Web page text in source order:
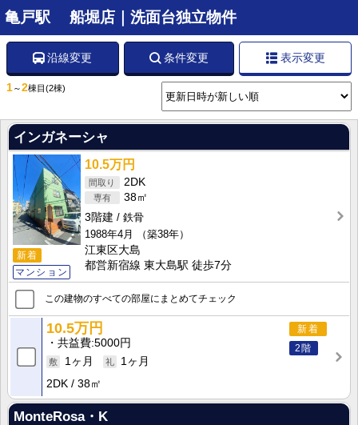
亀戸駅 船堀店｜洗面台独立物件
沿線変更 条件変更 表示変更
1～2棟目 (2棟)
インガネーシャ
新着
マンション
10.5万円
2DK
38㎡
3階建
鉄骨
1988年4月
（築38年）
江東区大島
都営新宿線 東大島駅 徒歩7分
この建物のすべての部屋にまとめてチェック
新着
2階
10.5万円
共益費 5000円
1ヶ月
1ヶ月
2DK
38㎡
MonteRosa・K